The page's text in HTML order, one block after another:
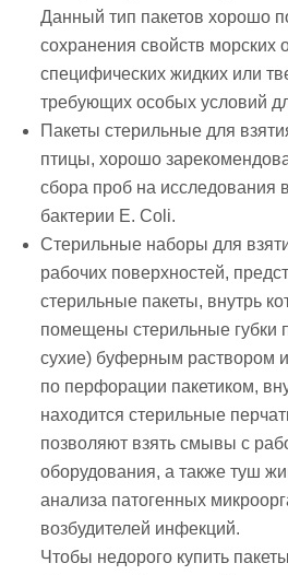
Данный тип пакетов хорошо
сохранения свойств морских
специфических жидких или
требующих особых условий
Пакеты стерильные для
птицы, хорошо
сбора проб на исследования
бактерии E. Coli.
Стерильные наборы для
рабочих поверхностей,
стерильные пакеты, внутрь
помещены стерильные губки
сухие) буферным раствором
по перфорации пакетиком,
находится стерильные
позволяют взять смывы с
оборудования, а также туш
анализа патогенных
возбудителей инфекций.
Чтобы недорого купить